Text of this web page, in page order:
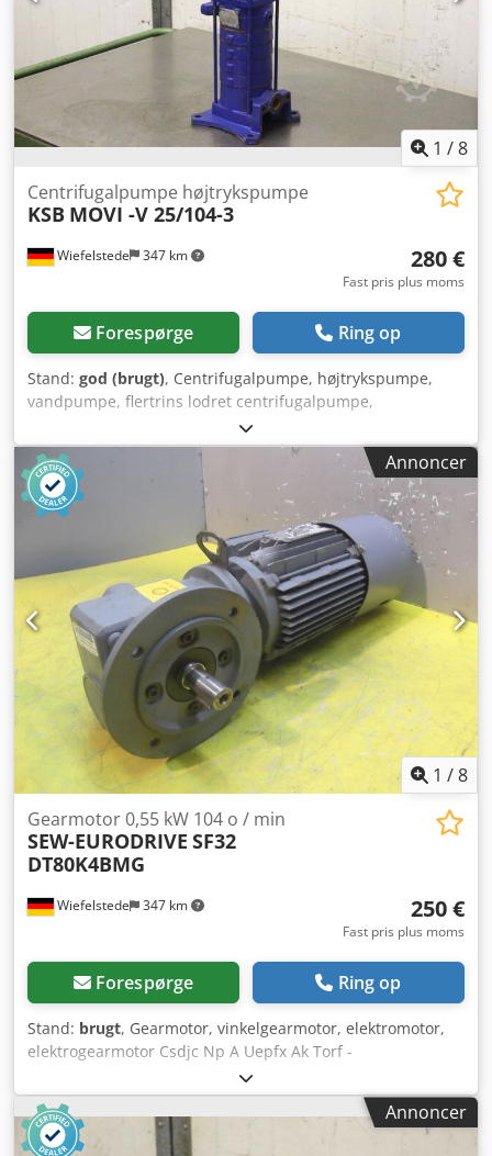
1 /8
Wiefelstede 347 km
Centrifugalpumpe højtrykspumpe
KSB MOVI -V 25/104-3
280 €
Fast pris plus moms
Forespørge Ring op
Stand: god (brugt), Centrifugalpumpe, højtrykspumpe,
vandpumpe, flertrins lodret centrifugalpumpe,
trykforøgerpumpe, trykforstærkerpumpe - Fabrikant: KSB,
inlinepumpe MOVI-V 25/1 - Drift: 0,55 kW Cjdpfxsf S Ncpj
Ak Tjrf - Omdrejningstal: 2840 o/min - Maks. kapacitet: m³/t
- Maks. løftehøjde: 39-24 m - Dimensioner: 185/185/H555
mm - Vægt: 22 kg
Annoncer
1 /8
Wiefelstede 347 km
Gearmotor 0,55 kW 104 o / min
SEW-EURODRIVE SF32
DT80K4BMG
250 €
Fast pris plus moms
Forespørge Ring op
Stand: brugt, Gearmotor, vinkelgearmotor, elektromotor,
elektrogearmotor Csdjc Np A Uepfx Ak Torf -
Vinkelgearmotor - Motoreffekt: 0,55 kW - Omdrejningstal:
104 omdr./min - Akseldiameter: 20 mm - Bygningsform: B5
vinkel - Bremse - Antal: 2 stk. motorer tilgængelige - Pris:
pr. stk. - Dimensioner: 485/240/H160 mm - Vægt: 20 kg
Annoncer